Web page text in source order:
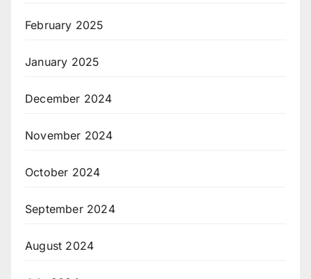
February 2025
January 2025
December 2024
November 2024
October 2024
September 2024
August 2024